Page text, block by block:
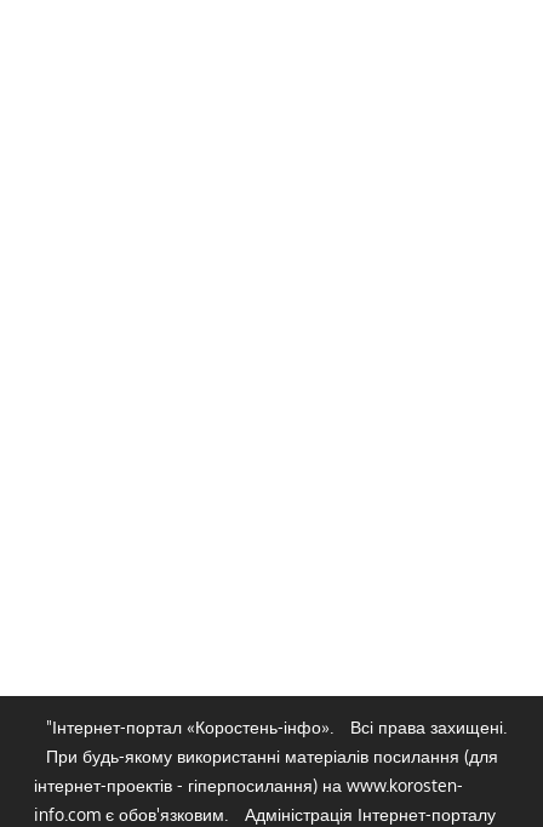
"Інтернет-портал «Коростень-інфо».
Всі права захищені.
При будь-якому використанні матеріалів посилання (для
інтернет-проектів - гіперпосилання) на www.korosten-
info.com є обов'язковим.
Адміністрація Інтернет-порталу